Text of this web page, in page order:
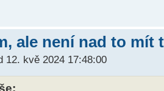
ale není nad to mít
12. kvě 2024 17:48:00